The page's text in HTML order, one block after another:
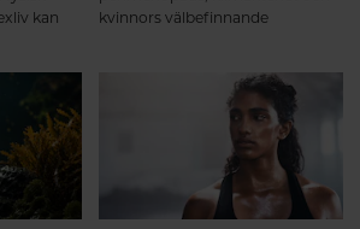
långsiktiga förändringarna.
viktigt byggmaterial i bland annat
muskler, leder, brosk, senor och
ligament. Redan från omkring
25-årsåldern börjar kroppens
egen kollagenproduktion minska,
samtidigt som nedbrytningen
gradvis ökar. Ålder, fysisk
kan
det
för att
för en
kvinnors välbefinnande